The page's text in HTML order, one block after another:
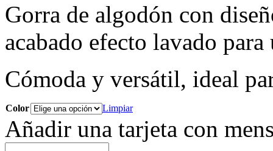
Gorra de algodón con
acabado efecto lavado
Cómoda y versátil, ideal
Color Limpiar
Añadir una tarjeta con